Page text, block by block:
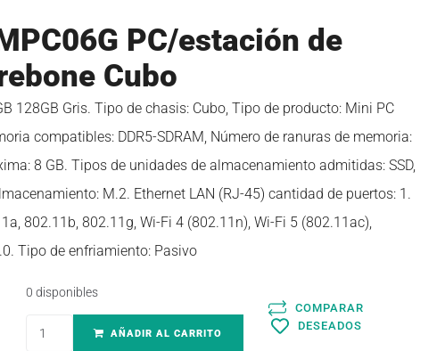
PC/estación de
Cubo
128GB Gris. Tipo de chasis: Cubo, Tipo de producto: Mini PC
compatibles: DDR5-SDRAM, Número de ranuras de memoria:
8 GB. Tipos de unidades de almacenamiento admitidas: SSD,
M.2. Ethernet LAN (RJ-45) cantidad de puertos: 1.
802.11b, 802.11g, Wi-Fi 4 (802.11n), Wi-Fi 5 (802.11ac),
Tipo de enfriamiento: Pasivo
0 disponibles
AÑADIR AL CARRITO
COMPARAR
DESEADOS